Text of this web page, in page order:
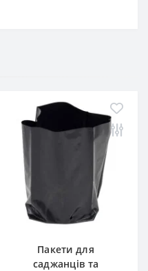
Пакети для
саджанців та